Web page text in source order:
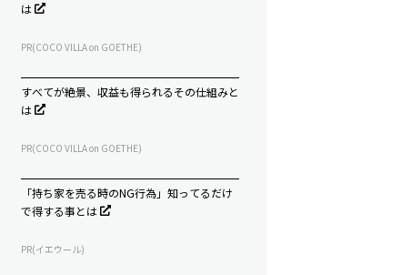
は
PR(COCO VILLA on GOETHE)
すべてが絶景、収益も得られるその仕組みと
は
PR(COCO VILLA on GOETHE)
「持ち家を売る時のNG行為」知ってるだけ
で得する事とは
PR(イエウール)